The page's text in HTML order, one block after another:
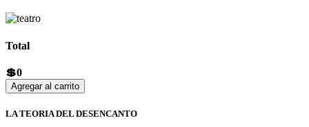
Total
💲0
Agregar al carrito
LA TEORIA DEL DESENCANTO